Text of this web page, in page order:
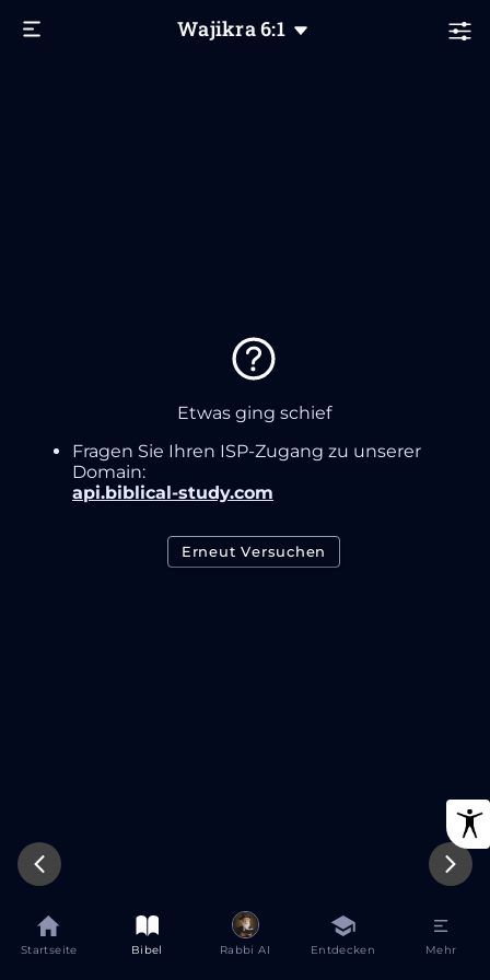
Wajikra6:1
Etwas ging schief
Fragen Sie Ihren ISP-Zugang zu unserer
Domain:
api.biblical-study.com
Erneut Versuchen
Startseite Bibel Rabbi AI Entdecken Mehr